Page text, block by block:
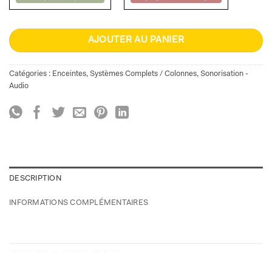
AJOUTER AU PANIER
Catégories : Enceintes, Systèmes Complets / Colonnes, Sonorisation -
Audio
DESCRIPTION
INFORMATIONS COMPLÉMENTAIRES